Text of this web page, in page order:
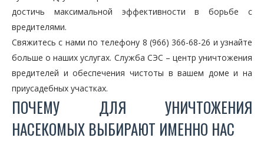
достичь максимальной эффективности в борьбе с
вредителями.
Свяжитесь с нами по телефону 8 (966) 366-68-26 и узнайте
больше о наших услугах. Служба СЭС – центр уничтожения
вредителей и обеспечения чистоты в вашем доме и на
приусадебных участках.
ПОЧЕМУ ДЛЯ УНИЧТОЖЕНИЯ
НАСЕКОМЫХ ВЫБИРАЮТ ИМЕННО НАС